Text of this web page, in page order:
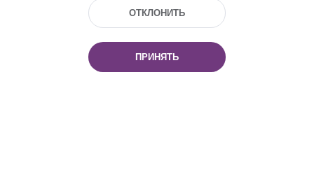
Тел.: (+375 17) 368 37 37, Факс: (+375 17)
Эл. почта: inbox@nlb.by
ОТКЛОНИТЬ
ПРИНЯТЬ